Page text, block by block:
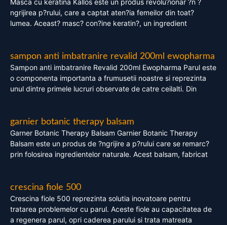
Masca cu keratina Kallos este un produs revolu?ionar ?n ?
ngrijirea p?rului, care a captat aten?ia femeilor din toat?
lumea. Aceast? masc? con?ine keratin?, un ingredient
sampon anti imbatranire revalid 200ml ewopharma
Sampon anti imbatranire Revalid 200ml Ewopharma Parul este
o componenta importanta a frumusetii noastre si reprezinta
unul dintre primele lucruri observate de catre ceilalti. Din
garnier botanic therapy balsam
Garner Botanic Therapy Balsam Garnier Botanic Therapy
Balsam este un produs de ?ngrijire a p?rului care se remarc?
prin folosirea ingredientelor naturale. Acest balsam, fabricat
crescina fiole 500
Crescina fiole 500 reprezinta solutia inovatoare pentru
tratarea problemelor cu parul. Aceste fiole au capacitatea de
a regenera parul, opri caderea parului si trata matreata